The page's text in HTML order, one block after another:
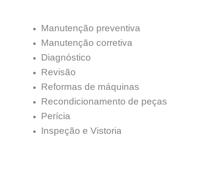
Manutenção preventiva
Manutenção corretiva
Diagnóstico
Revisão
Reformas de máquinas
Recondicionamento de peças
Perícia
Inspeção e Vistoria